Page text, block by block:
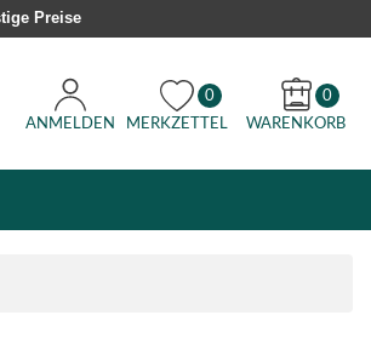
Preise
ANMELDEN
0
MERKZETTEL
0
WARENKORB